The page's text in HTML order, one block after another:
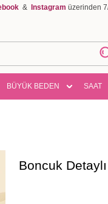
& Instagram üzerinden
BÜYÜK BEDEN SAAT
Boncuk